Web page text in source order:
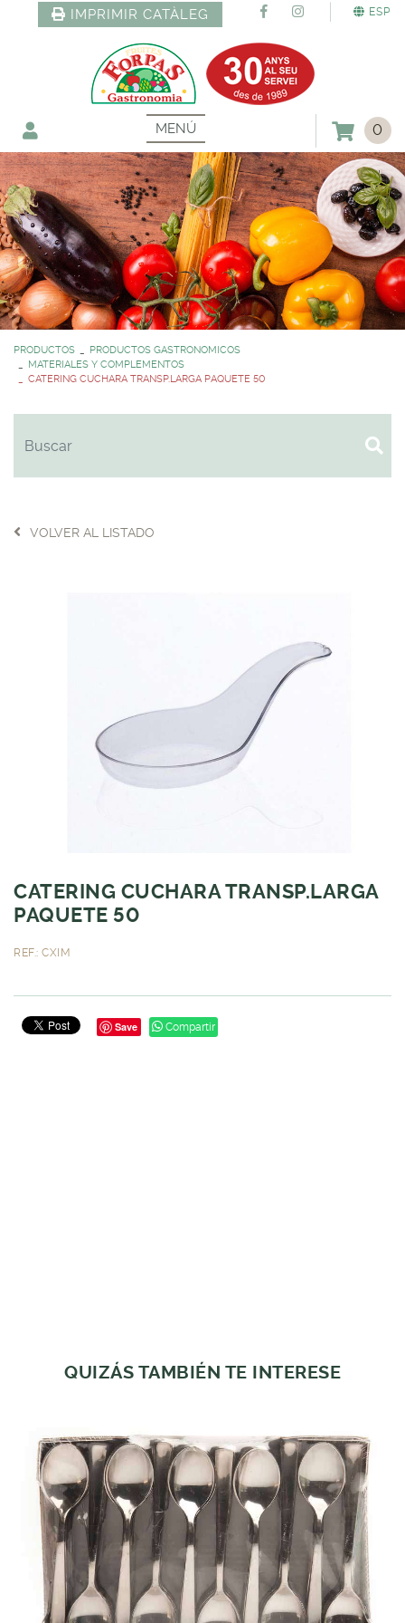
ESP
IMPRIMIR CATÀLEG
MENÚ 0
PRODUCTOS
PRODUCTOS GASTRONOMICOS
MATERIALES Y COMPLEMENTOS
CATERING CUCHARA TRANSP.LARGA PAQUETE 50
VOLVER AL LISTADO
CATERING CUCHARA TRANSP.LARGA
PAQUETE 50
REF.: CXIM
Save Compartir
QUIZÁS TAMBIÉN TE INTERESE